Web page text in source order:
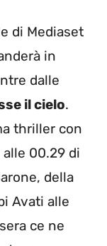
di Mediaset
in
dalle
il cielo.
thriller con
00.29 di
della
Avati alle
ce ne